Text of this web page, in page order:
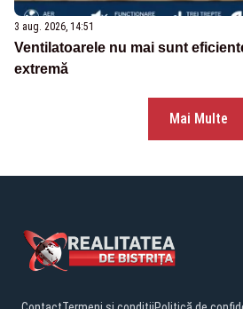
3 aug. 2026, 14:51
Ventilatoarele nu mai sunt
extremă
Mai Multe